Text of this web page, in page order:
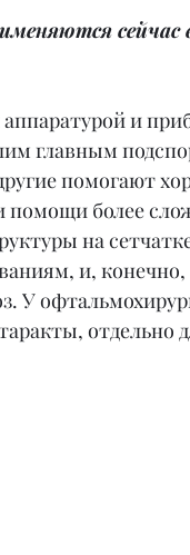
сейчас
и
главным
помогают
помощи более
на
и, конечно,
У
отдельно